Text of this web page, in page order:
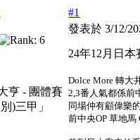
#1
發表於 3/12/
24年12月日本
Dolce More 轉
2,3番人氣都係前
同場仲有顧偉樂
前中央OP 草地馬